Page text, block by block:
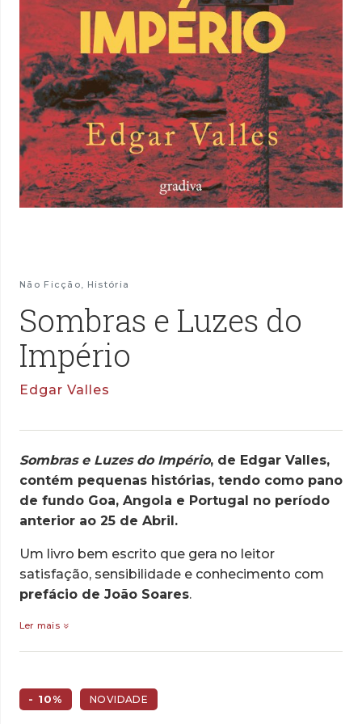
Não Ficção, História
Sombras e Luzes do
Império
Edgar Valles
Sombras e Luzes do Império, de Edgar Valles,
contém pequenas histórias, tendo como pano
de fundo Goa, Angola e Portugal no período
anterior ao 25 de Abril.
Um livro bem escrito que gera no leitor
satisfação, sensibilidade e conhecimento com
prefácio de João Soares.
Ler mais
- 10% NOVIDADE